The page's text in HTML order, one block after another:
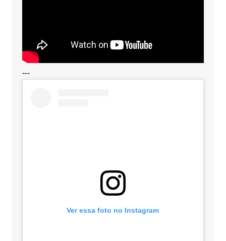
---
Ver essa foto no Instagram